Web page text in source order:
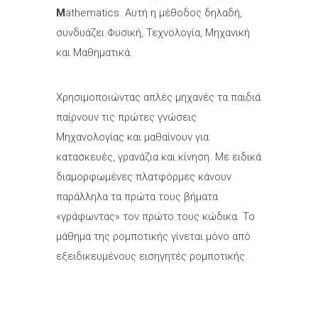
Mathematics. Αυτή η μέθοδος δηλαδή,
συνδυάζει Φυσική, Τεχνολογία, Μηχανική
και Μαθηματικά.
Χρησιμοποιώντας απλές μηχανές τα παιδιά
παίρνουν τις πρώτες γνώσεις
Μηχανολογίας και μαθαίνουν για
κατασκευές, γρανάζια και κίνηση. Με ειδικά
διαμορφωμένες πλατφόρμες κάνουν
παράλληλα τα πρώτα τους βήματα
«γράφωντας» τον πρώτο τους κώδικα. Το
μάθημα της ρομποτικής γίνεται μόνο από
εξειδικευμένους εισηγητές ρομποτικής.